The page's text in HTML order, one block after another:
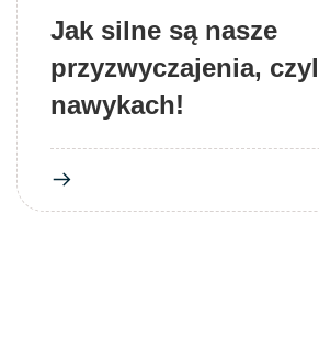
Jak silne są nasze
przyzwyczajenia,
nawykach!